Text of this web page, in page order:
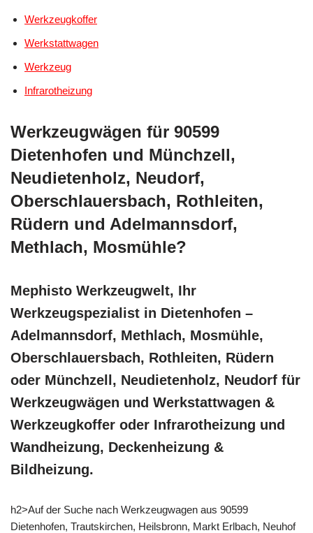
Werkzeugkoffer
Werkstattwagen
Werkzeug
Infrarotheizung
Werkzeugwägen für 90599
Dietenhofen und Münchzell,
Neudietenholz, Neudorf,
Oberschlauersbach, Rothleiten,
Rüdern und Adelmannsdorf,
Methlach, Mosmühle?
Mephisto Werkzeugwelt, Ihr
Werkzeugspezialist in Dietenhofen –
Adelmannsdorf, Methlach, Mosmühle,
Oberschlauersbach, Rothleiten, Rüdern
oder Münchzell, Neudietenholz, Neudorf für
Werkzeugwägen und Werkstattwagen &
Werkzeugkoffer oder Infrarotheizung und
Wandheizung, Deckenheizung &
Bildheizung.
h2>Auf der Suche nach Werkzeugwagen aus 90599
Dietenhofen, Trautskirchen, Heilsbronn, Markt Erlbach, Neuhof